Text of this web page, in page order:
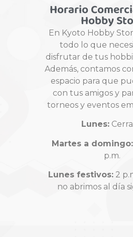
Horario
Hobby
En Kyoto Hobby
todo lo que
disfrutar de tus
Además, contamos
espacio para que
con tus amigos y
torneos y eventos
Lunes:
Martes a domingo:
p.m.
Lunes festivos: 2
no abrimos al día